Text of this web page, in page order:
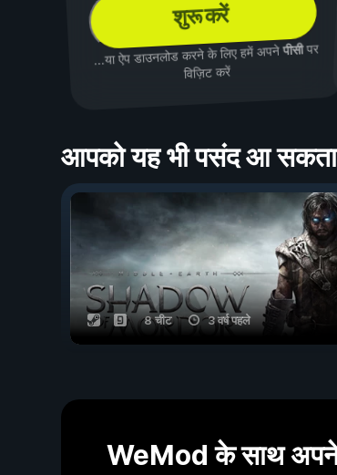
शुरू करें
...या ऐप डाउनलोड करने के लिए हमें अपनेपीसीपर
विज़िट करें
आपको यह भी पसंद आ
8 चीट 3 वर्ष पहले
WeMod के साथ अपने